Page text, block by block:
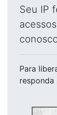
Seu IP
Para
responda